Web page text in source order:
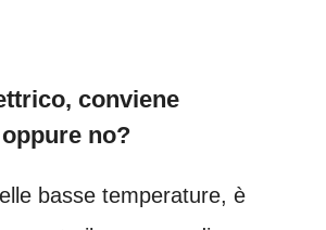
conviene
no?
basse temperature, è